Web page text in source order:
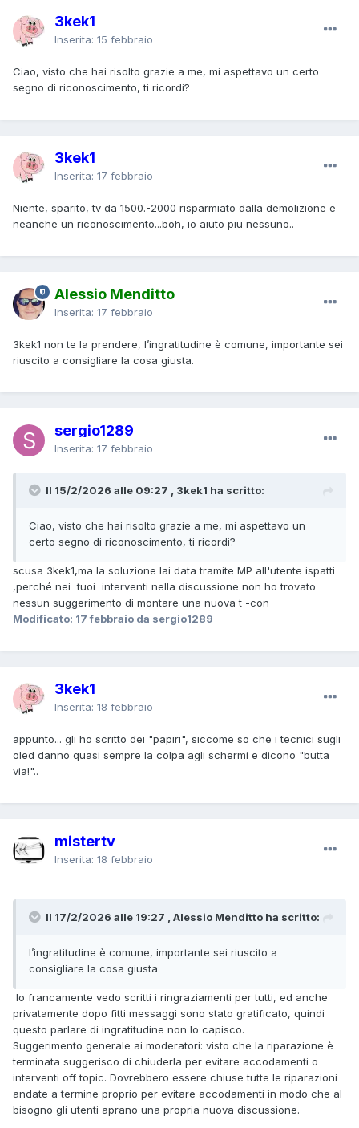
3kek1
Inserita: 15 febbraio
Ciao, visto che hai risolto grazie a me, mi aspettavo un certo
segno di riconoscimento, ti ricordi?
3kek1
Inserita: 17 febbraio
Niente, sparito, tv da 1500.-2000 risparmiato dalla demolizione e
neanche un riconoscimento...boh, io aiuto piu nessuno..
Alessio Menditto
Inserita: 17 febbraio
3kek1 non te la prendere, l’ingratitudine è comune, importante sei
riuscito a consigliare la cosa giusta.
sergio1289
Inserita: 17 febbraio
Il 15/2/2026 alle 09:27 , 3kek1 ha scritto:
Ciao, visto che hai risolto grazie a me, mi aspettavo un
certo segno di riconoscimento, ti ricordi?
scusa 3kek1,ma la soluzione lai data tramite MP all'utente ispatti
,perché nei tuoi interventi nella discussione non ho trovato
nessun suggerimento di montare una nuova t -con
Modificato: 17 febbraio da sergio1289
3kek1
Inserita: 18 febbraio
appunto... gli ho scritto dei "papiri", siccome so che i tecnici sugli
oled danno quasi sempre la colpa agli schermi e dicono "butta
via!"..
mistertv
Inserita: 18 febbraio
Il 17/2/2026 alle 19:27 , Alessio Menditto ha scritto:
l’ingratitudine è comune, importante sei riuscito a
consigliare la cosa giusta
Io francamente vedo scritti i ringraziamenti per tutti, ed anche
privatamente dopo fitti messaggi sono stato gratificato, quindi
questo parlare di ingratitudine non lo capisco.
Suggerimento generale ai moderatori: visto che la riparazione è
terminata suggerisco di chiuderla per evitare accodamenti o
interventi off topic. Dovrebbero essere chiuse tutte le riparazioni
andate a termine proprio per evitare accodamenti in modo che al
bisogno gli utenti aprano una propria nuova discussione.